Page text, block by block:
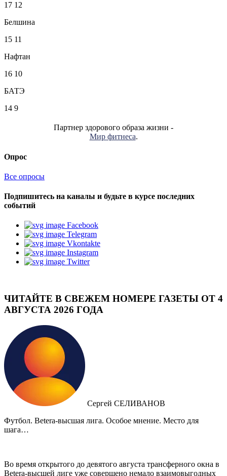
17 12
Белшина
15 11
Нафтан
16 10
БАТЭ
14 9
Партнер здорового образа жизни -
Мир фитнеса.
Опрос
Все опросы
Подпишитесь на каналы и будьте в курсе последних
событий
Facebook
Telegram
Vkontakte
Instagram
Twitter
ЧИТАЙТЕ В СВЕЖЕМ НОМЕРЕ ГАЗЕТЫ ОТ 4
АВГУСТА 2026 ГОДА
Сергей СЕЛИВАНОВ
Футбол. Betera-высшая лига. Особое мнение. Место для
шага…
Во время открытого до девятого августа трансферного окна в
Betera-высшей лиге уже совершено немало взаимовыгодных